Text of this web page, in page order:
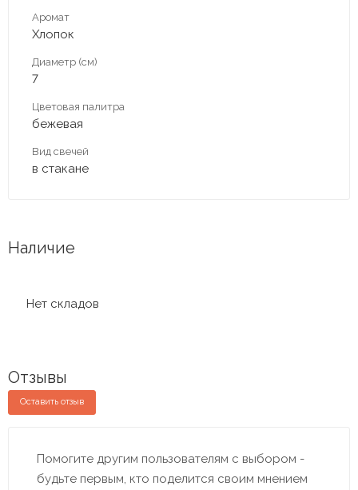
Аромат
Хлопок
Диаметр (см)
7
Цветовая палитра
бежевая
Вид свечей
в стакане
Наличие
Нет складов
Отзывы
Оставить отзыв
Помогите другим пользователям с выбором -
будьте первым, кто поделится своим мнением